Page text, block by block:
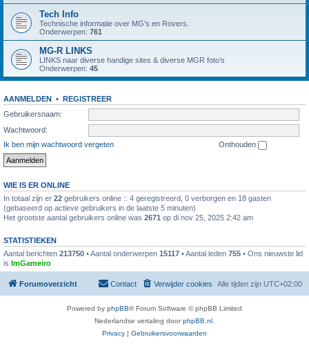
Tech Info
Technische informatie over MG's en Rovers.
Onderwerpen: 761
MG-R LINKS
LINKS naar diverse handige sites & diverse MGR foto's
Onderwerpen: 45
AANMELDEN • REGISTREER
Gebruikersnaam:
Wachtwoord:
Ik ben mijn wachtwoord vergeten
Onthouden
WIE IS ER ONLINE
In totaal zijn er 22 gebruikers online :: 4 geregistreerd, 0 verborgen en 18 gasten
(gebaseerd op actieve gebruikers in de laatste 5 minuten)
Het grootste aantal gebruikers online was 2671 op di nov 25, 2025 2:42 am
STATISTIEKEN
Aantal berichten 213750 • Aantal onderwerpen 15117 • Aantal leden 755 • Ons nieuwste lid
is ImGameiro
Forumoverzicht Alle tijden zijn UTC+02:00
Verwijder cookies
Contact
Powered by phpBB® Forum Software © phpBB Limited
Nederlandse vertaling doorphpBB.nl
Privacy | Gebruikersvoorwaarden